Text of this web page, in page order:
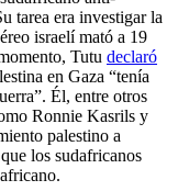
tarea era investigar la
israelí mató a 19
Tutu declaró
en Gaza “tenía
Él, entre otros
Ronnie Kasrils y
palestino a
los sudafricanos